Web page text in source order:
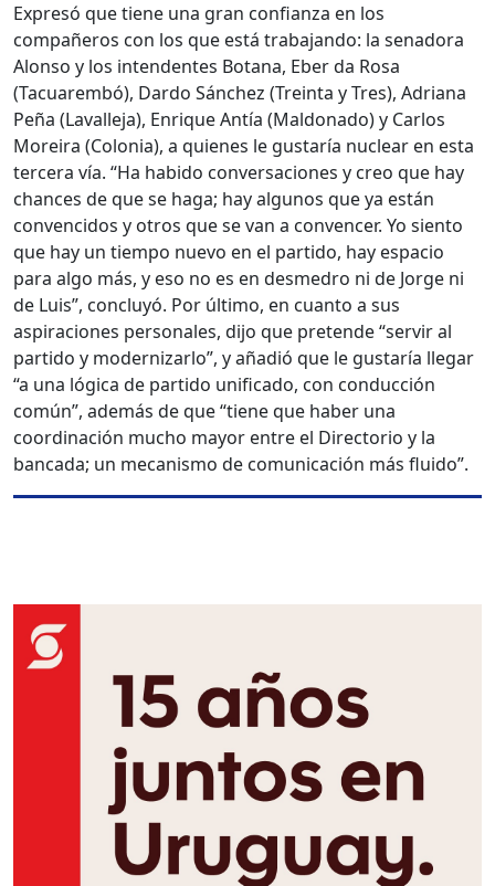
Expresó que tiene una gran confianza en los
compañeros con los que está trabajando: la senadora
Alonso y los intendentes Botana, Eber da Rosa
(Tacuarembó), Dardo Sánchez (Treinta y Tres), Adriana
Peña (Lavalleja), Enrique Antía (Maldonado) y Carlos
Moreira (Colonia), a quienes le gustaría nuclear en esta
tercera vía. “Ha habido conversaciones y creo que hay
chances de que se haga; hay algunos que ya están
convencidos y otros que se van a convencer. Yo siento
que hay un tiempo nuevo en el partido, hay espacio
para algo más, y eso no es en desmedro ni de Jorge ni
de Luis”, concluyó. Por último, en cuanto a sus
aspiraciones personales, dijo que pretende “servir al
partido y modernizarlo”, y añadió que le gustaría llegar
“a una lógica de partido unificado, con conducción
común”, además de que “tiene que haber una
coordinación mucho mayor entre el Directorio y la
bancada; un mecanismo de comunicación más fluido”.